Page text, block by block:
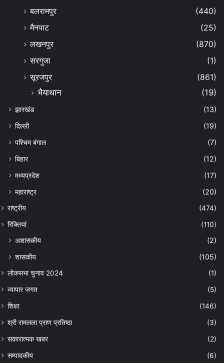
बलरामपुर
(440)
मैनपाट
(25)
लखनपुर
(870)
सरगुजा
(1)
सूरजपुर
(861)
भैयाथान (19)
झारखंड
(13)
दिल्ली
(19)
पश्चिम बंगाल
(7)
बिहार
(12)
मध्यप्रदेश
(17)
महाराष्ट्र
(20)
राष्ट्रीय (474)
रिक्तियां (110)
अशासकीय
(2)
शासकीय
(105)
लोकसभा चुनाव 2024 (1)
व्यापार जगत (5)
शिक्षा (146)
श्री रामलला प्राण प्रतिष्ठा (3)
सकारात्मक खबर (2)
सम्पादकीय (6)